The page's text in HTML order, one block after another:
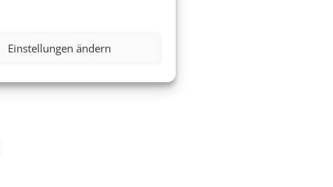
Einstellungen ändern